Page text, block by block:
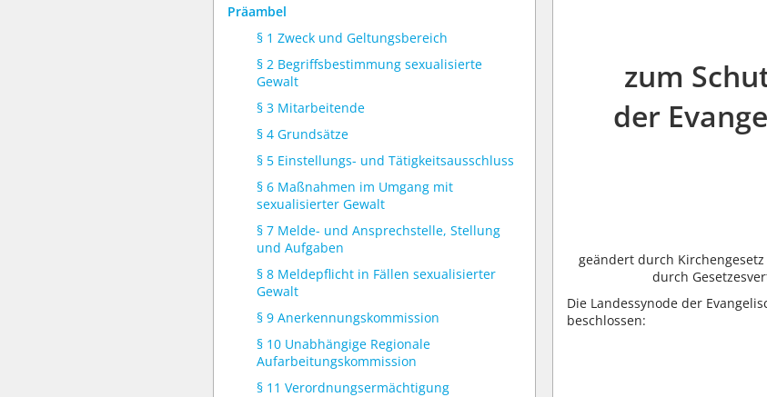
Präambel
§ 1 Zweck und Geltungsbereich
§ 2 Begriffsbestimmung sexualisierte
Gewalt
§ 3 Mitarbeitende
§ 4 Grundsätze
§ 5 Einstellungs- und Tätigkeitsausschluss
§ 6 Maßnahmen im Umgang mit
sexualisierter Gewalt
§ 7 Melde- und Ansprechstelle, Stellung
und Aufgaben
§ 8 Meldepflicht in Fällen sexualisierter
Gewalt
§ 9 Anerkennungskommission
§ 10 Unabhängige Regionale
Aufarbeitungskommission
§ 11 Verordnungsermächtigung
zum
der
geändert durch Kirchengesetz
durch
Die Landessynode der
beschlossen: